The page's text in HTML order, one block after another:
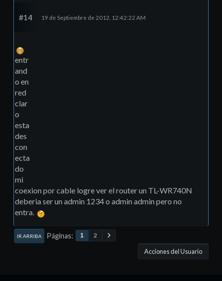
#14 19 de Septiembre de 2012, 12:42:22 AM
entr
and
o en
red
clar
o
esta
des
con
ecta
do
mi
coexion por cable logre ver el router un TL-WR740N
deberia ser un admin 1234 o admin admin pero no
entra.
IR ARRIBA Páginas 1 2
Acciones del Usuario